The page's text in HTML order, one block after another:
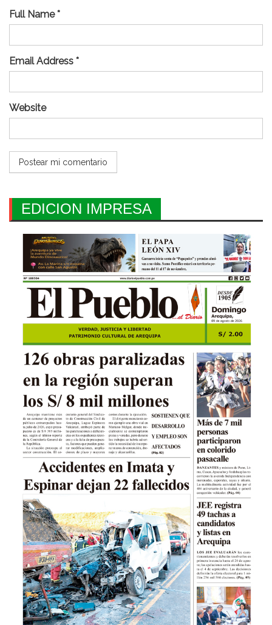
Full Name *
Email Address *
Website
EDICION IMPRESA